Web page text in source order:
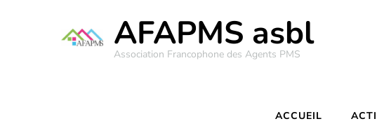
AFAPMS asbl
Association Francophone des Agents PMS
ACCUEIL